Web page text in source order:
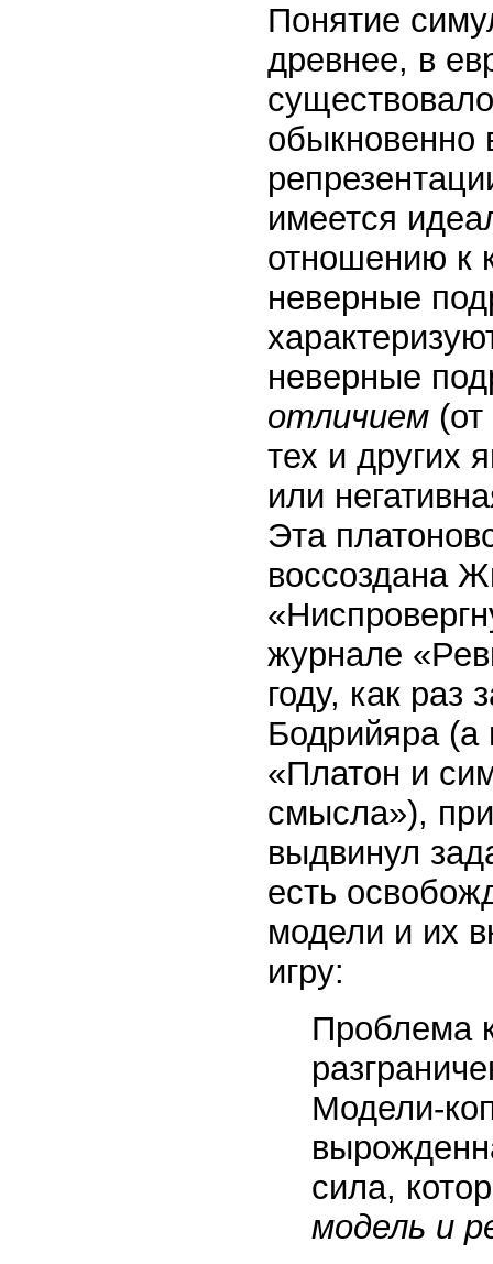
Понятие
древнее, в
обыкновенно
имеется
отношению к
неверные
неверные
отличием
тех и других
или
Эта
воссоздана
журнале
году, как раз
Бодрийяра (а
«Платон и
смысла»),
выдвинул
есть
модели и их
игру:
Проблема
Модели-
сила,
модель и